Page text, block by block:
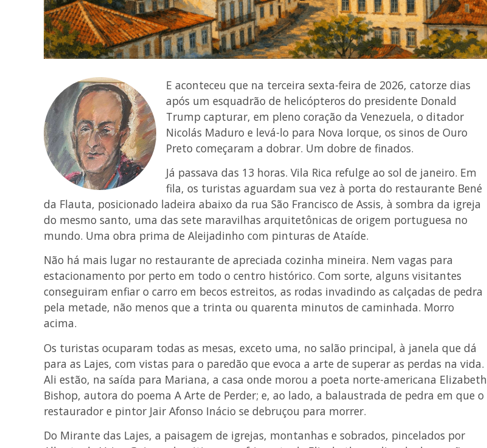
E aconteceu que na terceira sexta-feira de 2026, catorze dias
após um esquadrão de helicópteros do presidente Donald
Trump capturar, em pleno coração da Venezuela, o ditador
Nicolás Maduro e levá-lo para Nova Iorque, os sinos de Ouro
Preto começaram a dobrar. Um dobre de finados.
Já passava das 13 horas. Vila Rica refulge ao sol de janeiro. Em
fila, os turistas aguardam sua vez à porta do restaurante Bené
da Flauta, posicionado ladeira abaixo da rua São Francisco de Assis, à sombra da igreja
do mesmo santo, uma das sete maravilhas arquitetônicas de origem portuguesa no
mundo. Uma obra prima de Aleijadinho com pinturas de Ataíde.
Não há mais lugar no restaurante de apreciada cozinha mineira. Nem vagas para
estacionamento por perto em todo o centro histórico. Com sorte, alguns visitantes
conseguiram enfiar o carro em becos estreitos, as rodas invadindo as calçadas de pedra
pela metade, não menos que a trinta ou quarenta minutos de caminhada. Morro
acima.
Os turistas ocuparam todas as mesas, exceto uma, no salão principal, à janela que dá
para as Lajes, com vistas para o paredão que evoca a arte de superar as perdas na vida.
Ali estão, na saída para Mariana, a casa onde morou a poeta norte-americana Elizabeth
Bishop, autora do poema A Arte de Perder; e, ao lado, a balaustrada de pedra em que o
restaurador e pintor Jair Afonso Inácio se debruçou para morrer.
Do Mirante das Lajes, a paisagem de igrejas, montanhas e sobrados, pincelados por